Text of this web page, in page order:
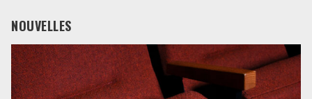
NOUVELLES